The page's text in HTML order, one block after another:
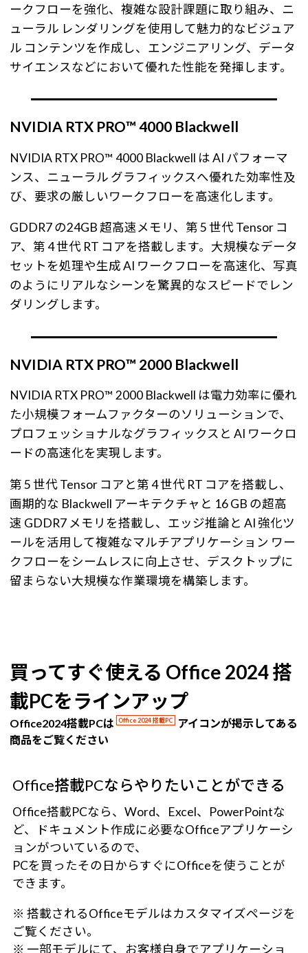
ークフローを強化、複雑な設計課題に取り組み、ニ
ューラル レンダリングを使用して魅力的なビジュア
ル コンテンツを作成し、エンジニアリング、データ
サイエンスなどにおいて優れた性能を発揮します。
NVIDIA RTX PRO™ 4000 Blackwell
NVIDIA RTX PRO™ 4000 Blackwell は AI パフォーマ
ンス、ニューラル グラフィックスへ優れた効率性及
び、要求の厳しいワークフローを高速化します。
GDDR7 の24GB 超高速メモリ、第 5 世代 Tensor コ
ア、第 4 世代 RT コアを搭載します。大規模なデータ
セットを処理や生成 AI ワークフローを高速化、写真
のようにリアルなシーンを驚異的なスピードでレン
ダリングします。
NVIDIA RTX PRO™ 2000 Blackwell
NVIDIA RTX PRO™ 2000 Blackwell は電力効率に優れ
た小規模フォームファクターのソリューションで、
プロフェッショナルなグラフィックスと AI ワークロ
ードの高速化を実現します。
第 5 世代 Tensor コアと第 4 世代 RT コアを搭載し、
画期的な Blackwell アーキテクチャと 16 GB の超高
速 GDDR7 メモリを搭載し、エッジ推論と AI 強化ツ
ールを活用して複雑なマルチアプリケーション ワー
クフローをシームレスに向上させ、デスクトップに
留まらない大規模な作業環境を構築します。
買ってすぐ使える Office 2024 搭
載PCをラインアップ
Office2024搭載PCは Office 2024 搭載PC
アイコンが掲示してある
商品をご覧ください
Office搭載PCならやりたいことができる
Office搭載PCなら、Word、Excel、PowerPointな
ど、ドキュメント作成に必要なOfficeアプリケーシ
ョンがついているので、
PCを買ったその日からすぐにOfficeを使うことが
できます。
※ 搭載されるOfficeモデルはカスタマイズページを
ご覧ください。
※ 一部モデルにて、お客様自身でアプリケーショ